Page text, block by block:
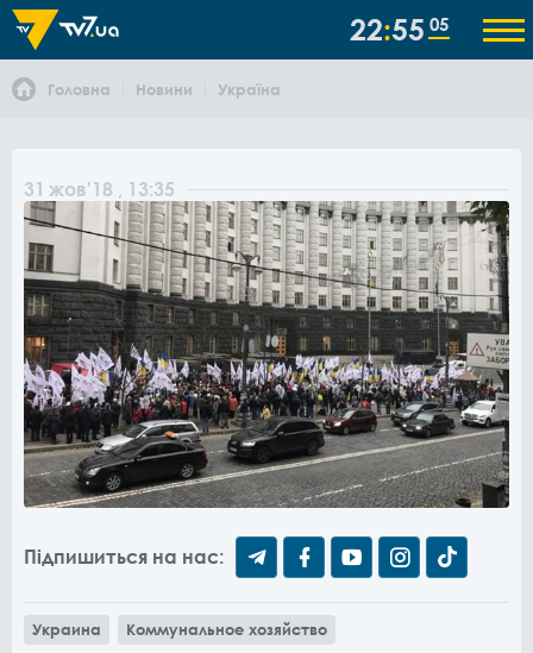
22 55 05
Головна Новини Україна
31 жов'18 , 13:35
Підпишиться на нас:
Украина Коммунальное хозяйство